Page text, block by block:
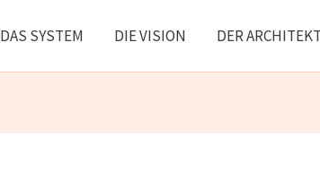
DAS SYSTEM DIE VISION DER ARCHITEKT